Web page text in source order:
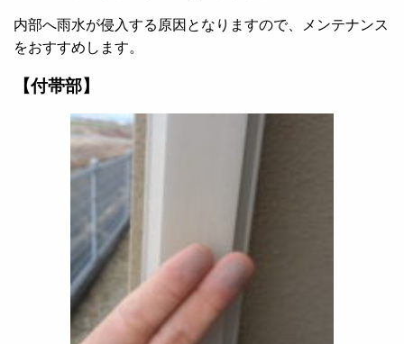
内部へ雨水が侵入する原因となりますので、メンテナンス
をおすすめします。
【付帯部】